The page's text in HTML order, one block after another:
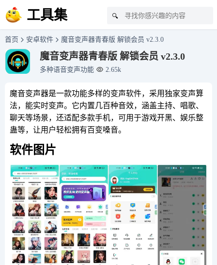
工具集 🔍
首页 安卓软件 魔音变声器青春版 解锁会员 v2.3.0
魔音变声器青春版 解锁会员 v2.3.0
多种语音变声功能 2.65k
魔音变声器是一款功能多样的变声软件，采用独家变声算
法，能实时变声。它内置几百种音效，涵盖主持、唱歌、
聊天等场景，还适配多款手机，可用于游戏开黑、娱乐整
蛊等，让用户轻松拥有百变嗓音。
软件图片